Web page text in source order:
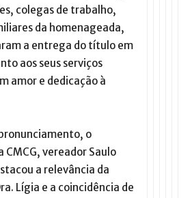
colegas de trabalho,
da homenageada,
a entrega do título em
aos seus serviços
amor e dedicação à
o
CMCG, vereador Saulo
a relevância da
Lígia e a coincidência de